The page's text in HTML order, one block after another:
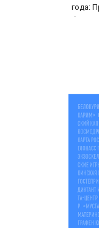
года:
был